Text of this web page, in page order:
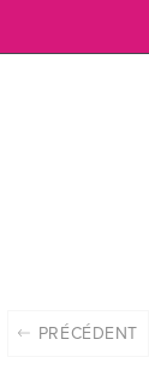
PRÉCÉDENT